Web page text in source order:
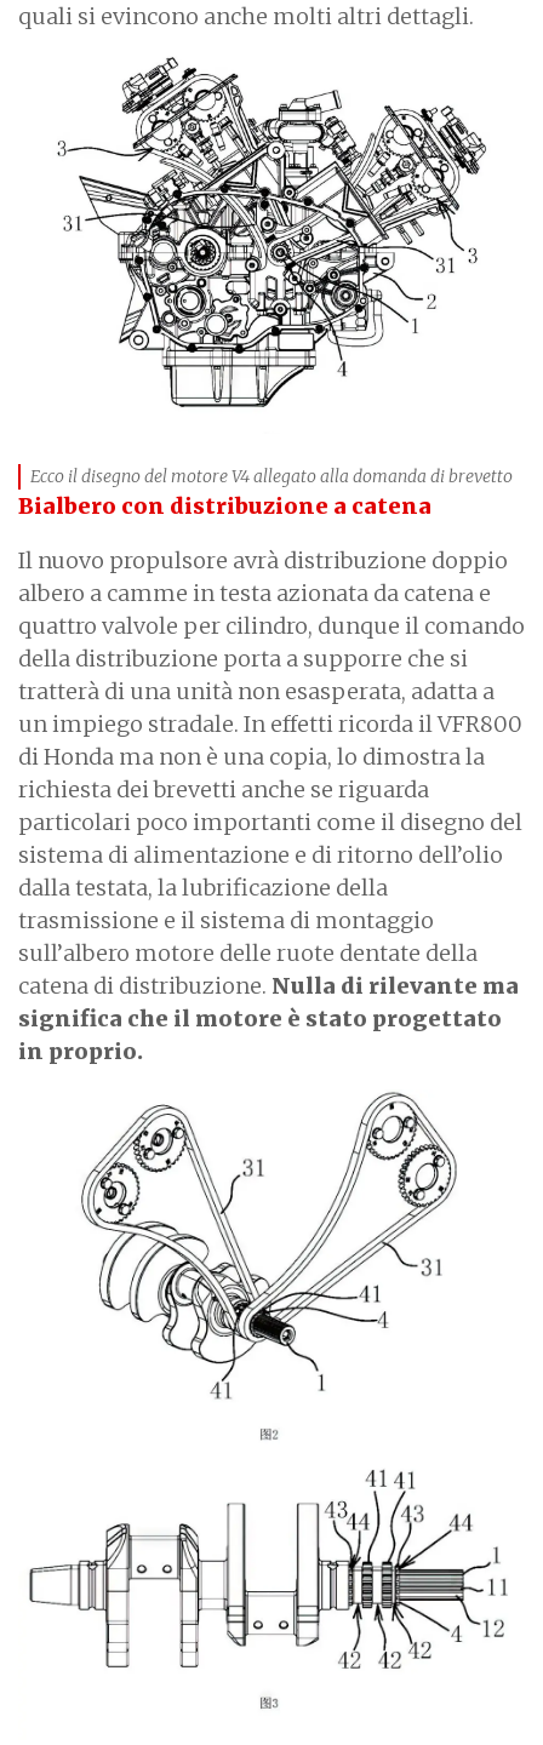
quali si evincono anche molti altri dettagli.
Ecco il disegno del motore V4 allegato alla domanda di brevetto
Bialbero con distribuzione a catena
Il nuovo propulsore avrà distribuzione doppio
albero a camme in testa azionata da catena e
quattro valvole per cilindro, dunque il comando
della distribuzione porta a supporre che si
tratterà di una unità non esasperata, adatta a
un impiego stradale. In effetti ricorda il VFR800
di Honda ma non è una copia, lo dimostra la
richiesta dei brevetti anche se riguarda
particolari poco importanti come il disegno del
sistema di alimentazione e di ritorno dell’olio
dalla testata, la lubrificazione della
trasmissione e il sistema di montaggio
sull’albero motore delle ruote dentate della
catena di distribuzione. Nulla di rilevante ma
significa che il motore è stato progettato
in proprio.